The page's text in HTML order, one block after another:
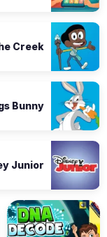
Creek
Bunny
Junior